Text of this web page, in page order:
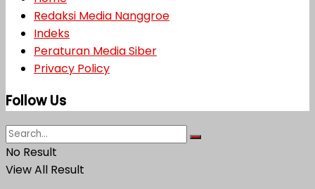
Redaksi Media Nanggroe
Indeks
Peraturan Media Siber
Privacy Policy
Follow Us
No Result
View All Result